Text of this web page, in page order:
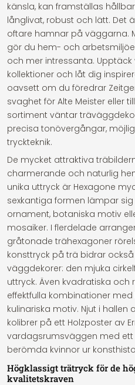
känsla, kan framställas
långlivat, robust och lätt. Det
oftare hamnar på väggarna.
gör du hem- och
och mer intressanta.
kollektioner och låt dig
oavsett om du föredrar
svaghet för Alte Meister eller
sortiment väntar
precisa tonövergångar,
tryckteknik.
De mycket attraktiva
charmerande och naturlig
unika uttryck är Hexagone
sexkantiga formen lämpar
ornament, botaniska motiv
mosaiker. I flerdelade
gråtonade trähexagoner
konsttryck på trä bidrar
väggdekorer: den mjuka
uttryck. Även kvadratiska
effektfulla kombinationer
kulinariska motiv. Njut i hallen
kolibrer på ett Holzposter av
vardagsrumsväggen med
berömda kvinnor ur
Högklassigt trätryck för de
kvalitetskraven